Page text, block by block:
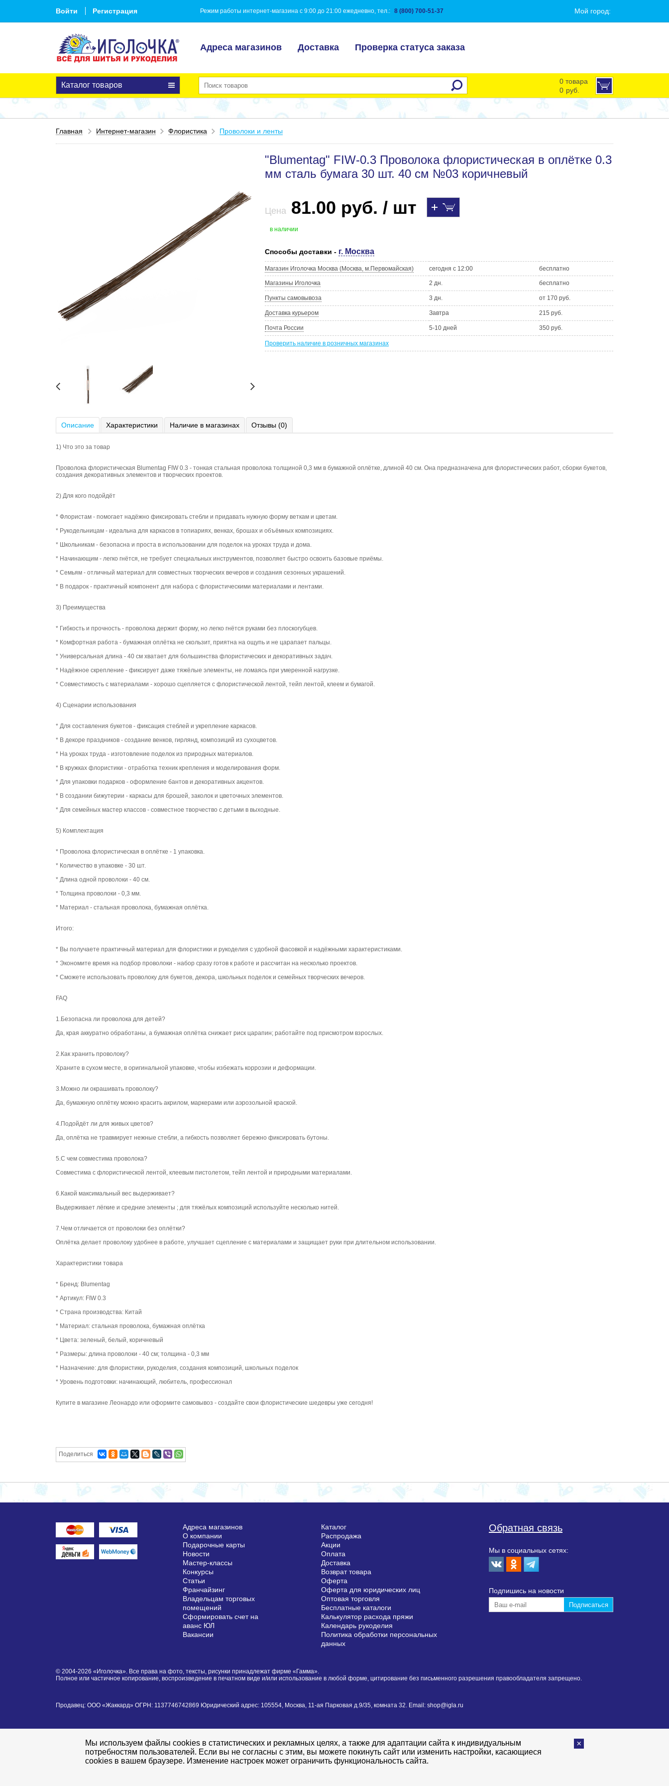
Войти Регистрация Режим работы интернет-магазина с 9:00 до 21:00 ежедневно, тел.: 8 (800) 700-51-37 Мой город:
Адреса магазинов Доставка Проверка статуса заказа
Каталог товаров
0 товара
0 руб.
Главная Интернет-магазин Флористика Проволоки и ленты
"Blumentag" FIW-0.3 Проволока флористическая в оплётке 0.3
мм сталь бумага 30 шт. 40 см №03 коричневый
Цена 81.00 руб. / шт
в наличии
Способы доставки - г. Москва
Магазин Иголочка Москва (Москва, м.Первомайская) сегодня с 12:00 бесплатно
Магазины Иголочка 2 дн. бесплатно
Пункты самовывоза 3 дн. от 170 руб.
Доставка курьером Завтра 215 руб.
Почта России 5-10 дней 350 руб.
Проверить наличие в розничных магазинах
Описание Характеристики Наличие в магазинах Отзывы (0)
1) Что это за товар
Проволока флористическая Blumentag FIW 0.3 - тонкая стальная проволока толщиной 0,3 мм в бумажной оплётке, длиной 40 см. Она предназначена для флористических работ, сборки букетов,
создания декоративных элементов и творческих проектов.
2) Для кого подойдёт
* Флористам - помогает надёжно фиксировать стебли и придавать нужную форму веткам и цветам.
* Рукодельницам - идеальна для каркасов в топиариях, венках, брошах и объёмных композициях.
* Школьникам - безопасна и проста в использовании для поделок на уроках труда и дома.
* Начинающим - легко гнётся, не требует специальных инструментов, позволяет быстро освоить базовые приёмы.
* Семьям - отличный материал для совместных творческих вечеров и создания сезонных украшений.
* В подарок - практичный компонент для набора с флористическими материалами и лентами.
3) Преимущества
* Гибкость и прочность - проволока держит форму, но легко гнётся руками без плоскогубцев.
* Комфортная работа - бумажная оплётка не скользит, приятна на ощупь и не царапает пальцы.
* Универсальная длина - 40 см хватает для большинства флористических и декоративных задач.
* Надёжное скрепление - фиксирует даже тяжёлые элементы, не ломаясь при умеренной нагрузке.
* Совместимость с материалами - хорошо сцепляется с флористической лентой, тейп лентой, клеем и бумагой.
4) Сценарии использования
* Для составления букетов - фиксация стеблей и укрепление каркасов.
* В декоре праздников - создание венков, гирлянд, композиций из сухоцветов.
* На уроках труда - изготовление поделок из природных материалов.
* В кружках флористики - отработка техник крепления и моделирования форм.
* Для упаковки подарков - оформление бантов и декоративных акцентов.
* В создании бижутерии - каркасы для брошей, заколок и цветочных элементов.
* Для семейных мастер классов - совместное творчество с детьми в выходные.
5) Комплектация
* Проволока флористическая в оплётке - 1 упаковка.
* Количество в упаковке - 30 шт.
* Длина одной проволоки - 40 см.
* Толщина проволоки - 0,3 мм.
* Материал - стальная проволока, бумажная оплётка.
Итого:
* Вы получаете практичный материал для флористики и рукоделия с удобной фасовкой и надёжными характеристиками.
* Экономите время на подбор проволоки - набор сразу готов к работе и рассчитан на несколько проектов.
* Сможете использовать проволоку для букетов, декора, школьных поделок и семейных творческих вечеров.
FAQ
1.Безопасна ли проволока для детей?
Да, края аккуратно обработаны, а бумажная оплётка снижает риск царапин; работайте под присмотром взрослых.
2.Как хранить проволоку?
Храните в сухом месте, в оригинальной упаковке, чтобы избежать коррозии и деформации.
3.Можно ли окрашивать проволоку?
Да, бумажную оплётку можно красить акрилом, маркерами или аэрозольной краской.
4.Подойдёт ли для живых цветов?
Да, оплётка не травмирует нежные стебли, а гибкость позволяет бережно фиксировать бутоны.
5.С чем совместима проволока?
Совместима с флористической лентой, клеевым пистолетом, тейп лентой и природными материалами.
6.Какой максимальный вес выдерживает?
Выдерживает лёгкие и средние элементы ; для тяжёлых композиций используйте несколько нитей.
7.Чем отличается от проволоки без оплётки?
Оплётка делает проволоку удобнее в работе, улучшает сцепление с материалами и защищает руки при длительном использовании.
Характеристики товара
* Бренд: Blumentag
* Артикул: FIW 0.3
* Страна производства: Китай
* Материал: стальная проволока, бумажная оплётка
* Цвета: зеленый, белый, коричневый
* Размеры: длина проволоки - 40 см; толщина - 0,3 мм
* Назначение: для флористики, рукоделия, создания композиций, школьных поделок
* Уровень подготовки: начинающий, любитель, профессионал
Купите в магазине Леонардо или оформите самовывоз - создайте свои флористические шедевры уже сегодня!
Поделиться
Адреса магазинов
О компании
Подарочные карты
Новости
Мастер-классы
Конкурсы
Статьи
Франчайзинг
Владельцам торговых
помещений
Сформировать счет на
аванс ЮЛ
Вакансии
Каталог
Распродажа
Акции
Оплата
Доставка
Возврат товара
Оферта
Оферта для юридических лиц
Оптовая торговля
Бесплатные каталоги
Калькулятор расхода пряжи
Календарь рукоделия
Политика обработки персональных
данных
Обратная связь
Мы в социальных сетях:
Подпишиcь на новости
© 2004-2026 «Иголочка». Все права на фото, тексты, рисунки принадлежат фирме «Гамма».
Полное или частичное копирование, воспроизведение в печатном виде и/или использование в любой форме, цитирование без письменного разрешения правообладателя запрещено.
Продавец: ООО «Жаккард» ОГРН: 1137746742869 Юридический адрес: 105554, Москва, 11-ая Парковая д.9/35, комната 32. Email: shop@igla.ru
Мы используем файлы cookies в статистических и рекламных целях, а также для адаптации сайта к индивидуальным
потребностям пользователей. Если вы не согласны с этим, вы можете покинуть сайт или изменить настройки, касающиеся
cookies в вашем браузере. Изменение настроек может ограничить функциональность сайта.